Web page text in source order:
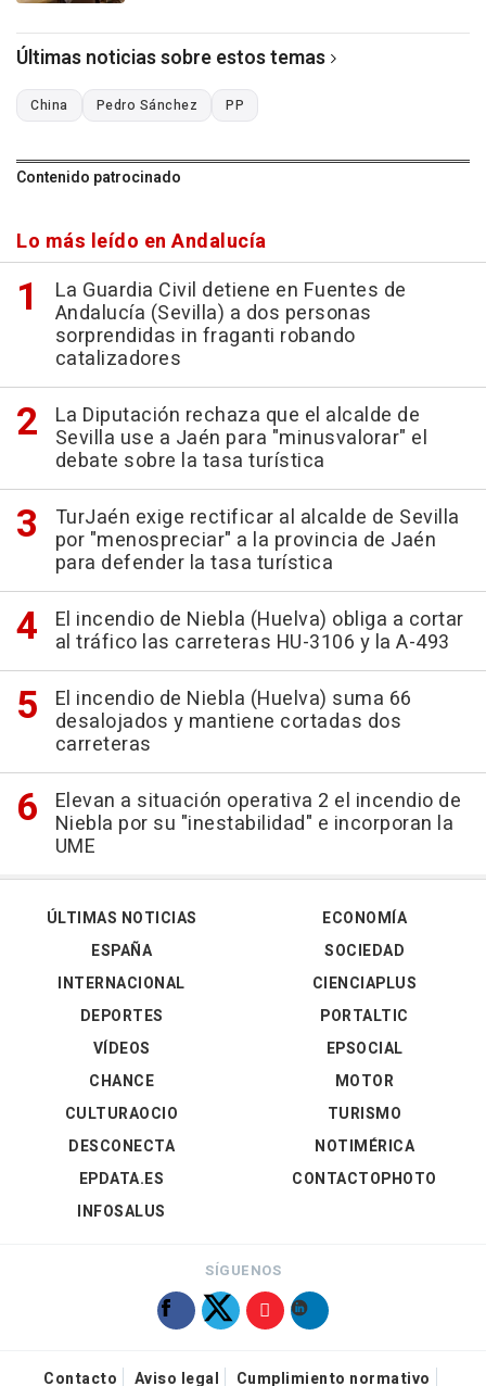
Últimas noticias sobre estos temas
China Pedro Sánchez PP
Contenido patrocinado
Lo más leído en Andalucía
La Guardia Civil detiene en Fuentes de
Andalucía (Sevilla) a dos personas
sorprendidas in fraganti robando
catalizadores
La Diputación rechaza que el alcalde de
Sevilla use a Jaén para "minusvalorar" el
debate sobre la tasa turística
TurJaén exige rectificar al alcalde de Sevilla
por "menospreciar" a la provincia de Jaén
para defender la tasa turística
El incendio de Niebla (Huelva) obliga a cortar
al tráfico las carreteras HU-3106 y la A-493
El incendio de Niebla (Huelva) suma 66
desalojados y mantiene cortadas dos
carreteras
Elevan a situación operativa 2 el incendio de
Niebla por su "inestabilidad" e incorporan la
UME
ÚLTIMAS NOTICIAS
ESPAÑA
INTERNACIONAL
DEPORTES
VÍDEOS
ECONOMÍA
SOCIEDAD
CIENCIAPLUS
PORTALTIC
EPSOCIAL
CHANCE
CULTURAOCIO
DESCONECTA
EPDATA.ES
INFOSALUS
MOTOR
TURISMO
NOTIMÉRICA
CONTACTOPHOTO
SÍGUENOS
Contacto Aviso legal Cumplimiento normativo